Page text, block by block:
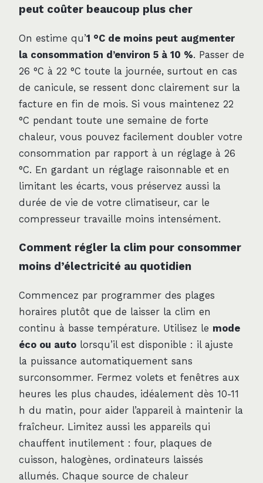
peut coûter beaucoup plus cher
On estime qu’1 °C de moins peut augmenter
la consommation d’environ 5 à 10 %. Passer de
26 °C à 22 °C toute la journée, surtout en cas
de canicule, se ressent donc clairement sur la
facture en fin de mois. Si vous maintenez 22
°C pendant toute une semaine de forte
chaleur, vous pouvez facilement doubler votre
consommation par rapport à un réglage à 26
°C. En gardant un réglage raisonnable et en
limitant les écarts, vous préservez aussi la
durée de vie de votre climatiseur, car le
compresseur travaille moins intensément.
Comment régler la clim pour consommer
moins d’électricité au quotidien
Commencez par programmer des plages
horaires plutôt que de laisser la clim en
continu à basse température. Utilisez le mode
éco ou auto lorsqu’il est disponible : il ajuste
la puissance automatiquement sans
surconsommer. Fermez volets et fenêtres aux
heures les plus chaudes, idéalement dès 10-11
h du matin, pour aider l’appareil à maintenir la
fraîcheur. Limitez aussi les appareils qui
chauffent inutilement : four, plaques de
cuisson, halogènes, ordinateurs laissés
allumés. Chaque source de chaleur